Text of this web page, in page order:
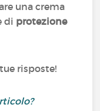
una crema
di protezione
risposte!